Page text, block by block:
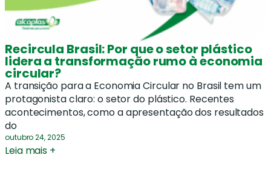
Recircula Brasil: Por que o setor plástico
lidera a transformação rumo à economia
circular?
A transição para a Economia Circular no Brasil tem um
protagonista claro: o setor do plástico. Recentes
acontecimentos, como a apresentação dos resultados
do
outubro 24, 2025
Leia mais +